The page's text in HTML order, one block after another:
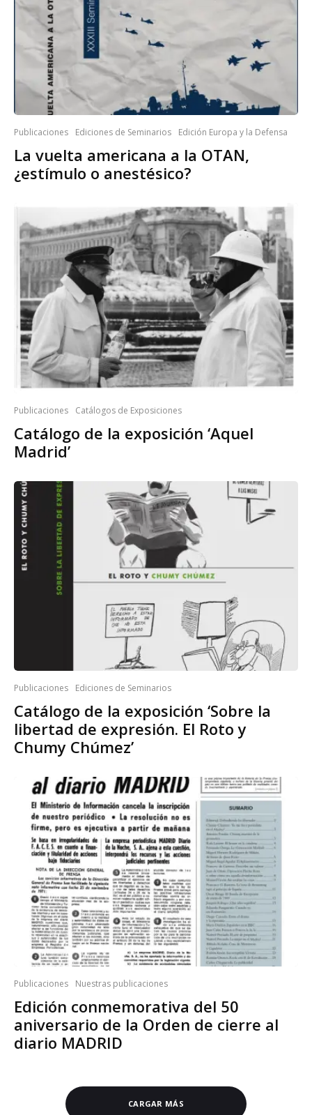
Publicaciones Ediciones de Seminarios Edición Europa y la Defensa
La vuelta americana a la OTAN,
¿estímulo o anestésico?
Publicaciones Catálogos de Exposiciones
Catálogo de la exposición ‘Aquel
Madrid’
Publicaciones Ediciones de Seminarios
Catálogo de la exposición ‘Sobre la
libertad de expresión. El Roto y
Chumy Chúmez’
Publicaciones Nuestras publicaciones
Edición conmemorativa del 50
aniversario de la Orden de cierre al
diario MADRID
CARGAR MÁS